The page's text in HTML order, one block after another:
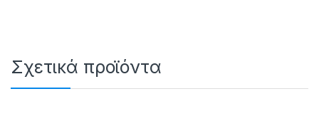
Σχετικά προϊόντα